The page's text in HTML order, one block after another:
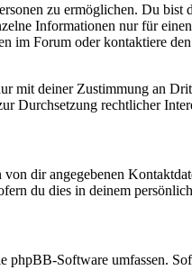
zu ermöglichen. Du
Informationen nur für
im Forum oder kontaktiere
mit deiner Zustimmung an
Durchsetzung rechtlicher
dir angegebenen
du dies in deinem
Software umfassen.